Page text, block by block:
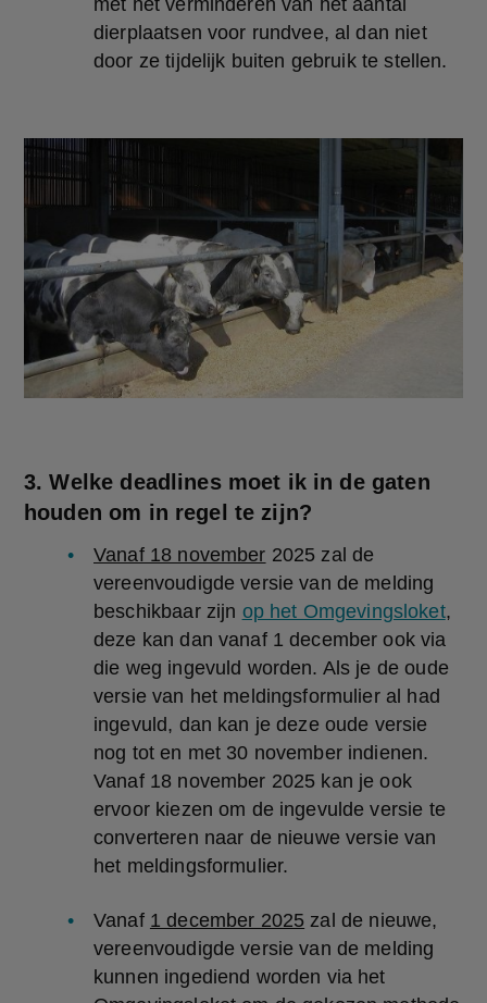
met het verminderen van het aantal
dierplaatsen voor rundvee, al dan niet
door ze tijdelijk buiten gebruik te stellen.
3. Welke deadlines moet ik in de gaten
houden om in regel te zijn?
Vanaf 18 november 2025 zal de
vereenvoudigde versie van de melding
beschikbaar zijn op het Omgevingsloket,
deze kan dan vanaf 1 december ook via
die weg ingevuld worden. Als je de oude
versie van het meldingsformulier al had
ingevuld, dan kan je deze oude versie
nog tot en met 30 november indienen.
Vanaf 18 november 2025 kan je ook
ervoor kiezen om de ingevulde versie te
converteren naar de nieuwe versie van
het meldingsformulier.
Vanaf 1 december 2025 zal de nieuwe,
vereenvoudigde versie van de melding
kunnen ingediend worden via het